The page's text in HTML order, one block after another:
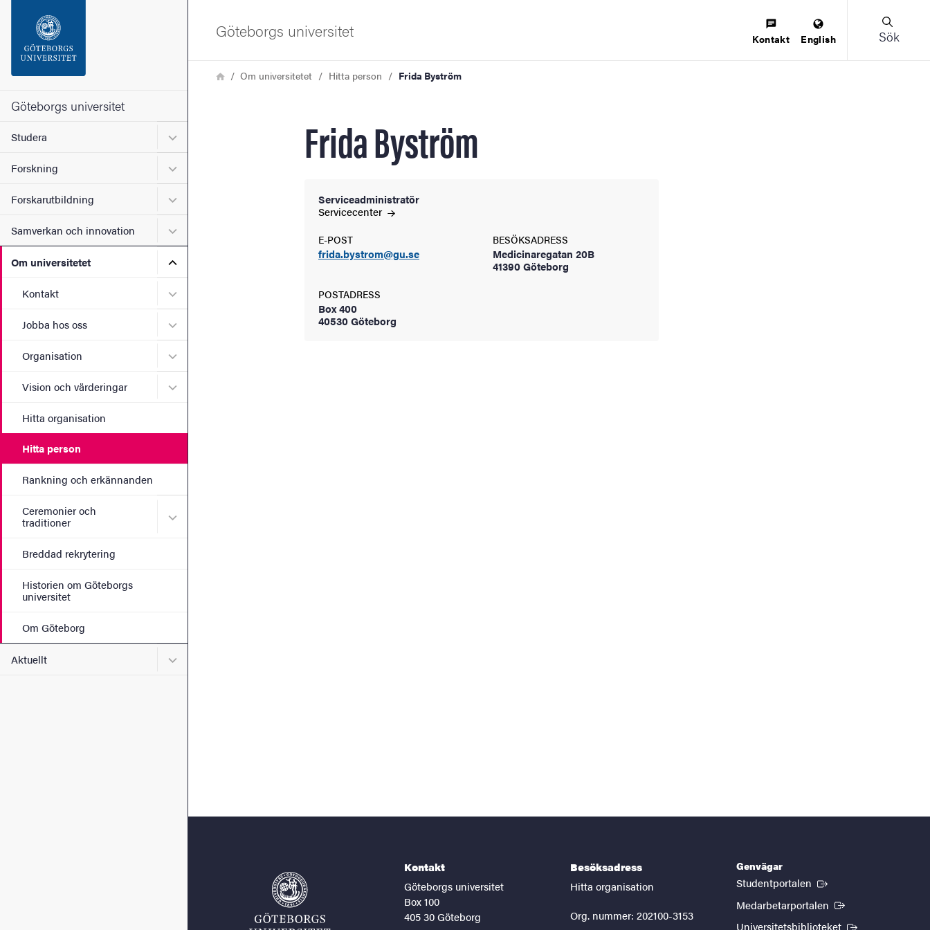
Sidfoten
Om webbplatsen
Göteborgs universitet
Studera Undermeny för Studera
Forskning Undermeny för Forskning
Forskarutbildning Undermeny för Forskarutbildning
Samverkan och innovation Undermeny för Samverkan och innovation
Om universitetet Undermeny för Om universitetet
Kontakt Undermeny för Kontakt
Jobba hos oss Undermeny för Jobba hos oss
Organisation Undermeny för Organisation
Vision och värderingar Undermeny för Vision och värderingar
Hitta organisation
Hitta person
Rankning och erkännanden
Ceremonier och
traditioner
Undermeny för Ceremonier och traditioner
Breddad rekrytering
Historien om Göteborgs
universitet
Om Göteborg
Aktuellt Undermeny för Aktuellt
Göteborgs universitet Kontakt English Sök
LänkstigHemOm universitetet Hitta person Frida Byström
Frida Byström
Serviceadministratör
Servicecenter
E-POST
frida.bystrom@gu.se
BESÖKSADRESS
Medicinaregatan 20B
41390 Göteborg
POSTADRESS
Box 400
40530 Göteborg
Kontakt
Göteborgs universitet
Box 100
405 30 Göteborg
Besöksadress
Hitta organisation
Org. nummer: 202100-3153
Genvägar
Studentportalen (Extern länk)
Medarbetarportalen (Extern länk)
Universitetsbiblioteket (Extern länk)